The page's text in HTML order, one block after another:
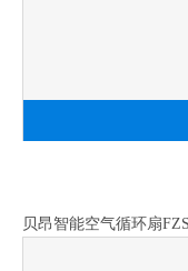
贝昂智能空气循环扇